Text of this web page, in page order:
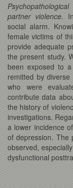
partner violence.
social alarm.
female victims of
provide adequate
the present study.
been exposed to
remitted by
who were
contribute data
the history of
investigations.
a lower incidence
of depression. The
observed,
dysfunctional